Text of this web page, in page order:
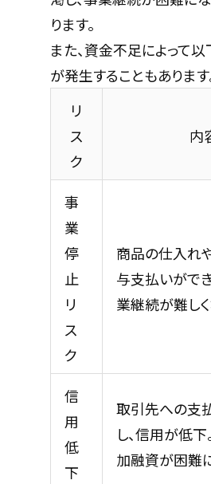
ります。
また、資金不足によって
が発生することもあります
リ
ス
ク
内
事
業
停
止
リ
ス
ク
商品の仕入れ
与支払いがで
業継続が難しく
信
用
低
下
取引先への支
し、信用が低
加融資が困難